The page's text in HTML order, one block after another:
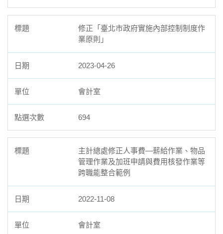
修正「臺北市政府實施內部控制制度作
業原則」
2023-04-26
會計室
694
主計總處修正人事費—薪給作業、物品
管理作業及加班申請與費用核發作業等
跨職能整合範例
2022-11-08
會計室